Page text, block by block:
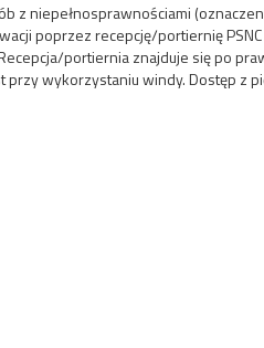
z niepełnosprawnościami
poprzez recepcję/portiernię
portiernia znajduje się po
wykorzystaniu windy. Dostęp z